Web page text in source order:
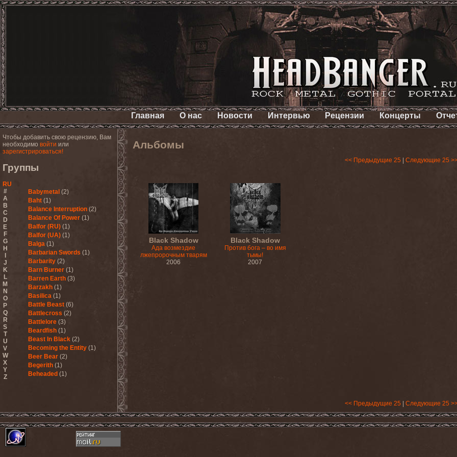
Главная О нас Новости Интервью Рецензии Концерты
Чтобы добавить свою рецензию, Вам
необходимо войти или
зарегистрироваться!
Группы
RU
#
A
B
C
D
E
F
G
H
J
K
L
M
N
O
P
Q
R
S
T
U
V
W
X
Y
Z
Babymetal (2)
Baht (1)
Balance Interruption (2)
Balance Of Power (1)
Balfor (RU) (1)
Balfor (UA) (1)
Balga (1)
Barbarian Swords (1)
Barbarity (2)
Barn Burner (1)
Barren Earth (3)
Barzakh (1)
Basilica (1)
Battle Beast (6)
Battlecross (2)
Battlelore (3)
Beardfish (1)
Beast In Black (2)
Becoming the Entity (1)
Beer Bear (2)
Begerith (1)
Beheaded (1)
Believer (1)
Below (1)
Beneath The Massacre (2)
Альбомы
<< Предыдущие 25 Следующие 25
Black Shadow
Ада возмездие
лжепророчным тварям
2006
Black Shadow
Против бога – во имя
тьмы!
2007
<< Предыдущие 25 Следующие 25